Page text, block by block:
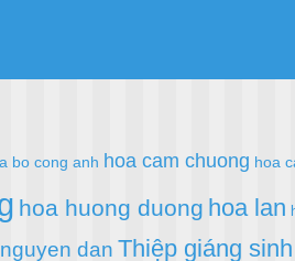
bo cong anh hoa cam chuong hoa
hoa huong duong hoa lan
dan Thiệp giáng sinh